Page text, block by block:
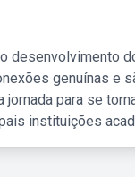
desenvolvimento
genuínas e
para se
instituições